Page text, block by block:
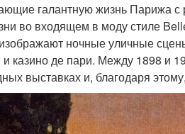
галантную жизнь Парижа
во входящем в моду стиле
ночные уличные
казино де пари. Между 1898 и
выставках и, благодаря